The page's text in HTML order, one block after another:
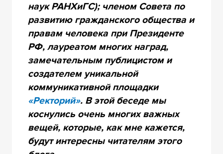
наук РАНХиГС); членом Совета по
развитию гражданского общества и
правам человека при Президенте
РФ, лауреатом многих наград,
замечательным публицистом и
создателем уникальной
коммуникативной площадки
«Ректорий». В этой беседе мы
коснулись очень многих важных
вещей, которые, как мне кажется,
будут интересны читателям этого